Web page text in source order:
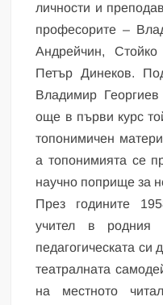
личности и
професорите –
Андрейчин,
Петър Динеков.
Владимир
още в първи курс
топонимичен
а топонимията се
научно поприще за
През годините
учител в родния
педагогическата си
театралната
на местното